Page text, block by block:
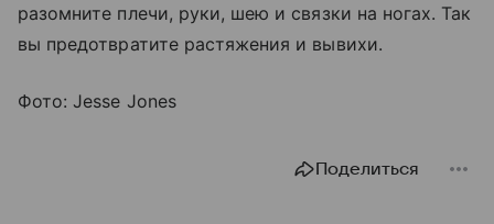
разомните плечи, руки, шею и связки на ногах. Так
вы предотвратите растяжения и вывихи.
Фото: Jesse Jones
Поделиться